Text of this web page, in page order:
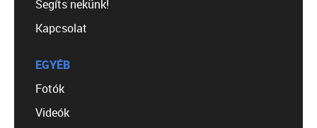
Segíts nekünk!
Kapcsolat
EGYÉB
Fotók
Videók